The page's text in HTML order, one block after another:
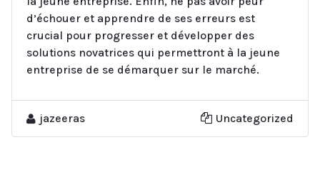
d’échouer et apprendre de ses erreurs est
crucial pour progresser et développer des
solutions novatrices qui permettront à la jeune
entreprise de se démarquer sur le marché.
jazeeras Uncategorized